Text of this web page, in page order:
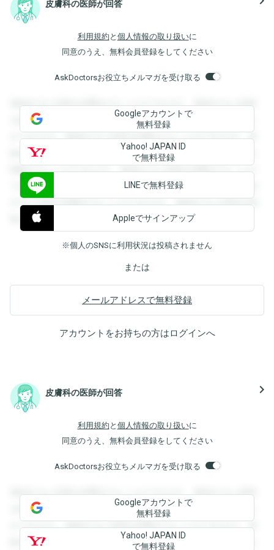
皮膚科の医師が回答
利用規約 と 個人情報の取り扱いに
同意のうえ、無料会員登録をしてください
AskDoctorsお役立ちメルマガを受け取る
登録すると回答を閲覧することができます。登録すると回答
を閲覧することができます。登録すると回答を閲覧すること
ができます。登録すると回答を閲覧することができます。登
録すると回答を閲覧することができます。登録すると回答を
閲覧することができます。登録すると回答を閲覧することが
できます。登録すると回答を閲覧することができます。登録
すると回答を閲覧することができます。登録すると回答を閲
覧することができます。
Googleアカウントで
無料登録
Yahoo! JAPAN ID
で無料登録
LINEで無料登録
Appleでサインアップ
※個人のSNSに利用状況は投稿されません
または
メールアドレスで無料登録
アカウントをお持ちの方はログインへ
皮膚科の医師が回答 navigate_next
利用規約 と 個人情報の取り扱いに
同意のうえ、無料会員登録をしてください
AskDoctorsお役立ちメルマガを受け取る
登録すると回答を閲覧することができます。登録すると回答
を閲覧することができます。登録すると回答を閲覧すること
ができます。登録すると回答を閲覧することができます。登
録すると回答を閲覧することができます。登録すると回答を
Googleアカウントで
無料登録
Yahoo! JAPAN ID
で無料登録